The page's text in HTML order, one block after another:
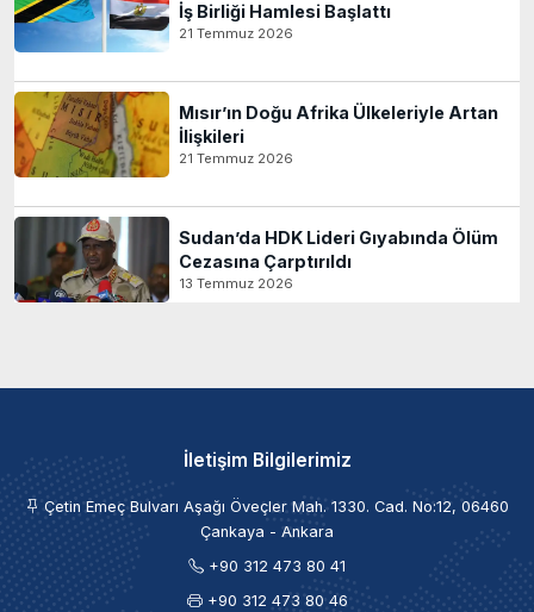
İş Birliği Hamlesi Başlattı
21 Temmuz 2026
Mısır’ın Doğu Afrika Ülkeleriyle Artan
İlişkileri
21 Temmuz 2026
Sudan’da HDK Lideri Gıyabında Ölüm
Cezasına Çarptırıldı
13 Temmuz 2026
İletişim Bilgilerimiz
Çetin Emeç Bulvarı Aşağı Öveçler Mah. 1330. Cad. No:12, 06460
Çankaya - Ankara
+90 312 473 80 41
+90 312 473 80 46